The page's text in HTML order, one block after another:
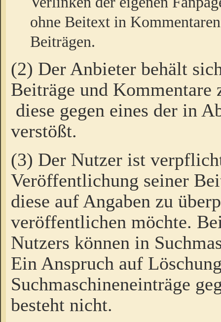
ohne Beitext in
Beiträgen.
(2) Der Anbieter behält
Beiträge und Kommentare
diese gegen eines der in
verstößt.
(3) Der Nutzer ist
Veröffentlichung seiner
diese auf Angaben zu
veröffentlichen möchte.
Nutzers können in
Ein Anspruch auf
Suchmaschineneinträge
besteht nicht.